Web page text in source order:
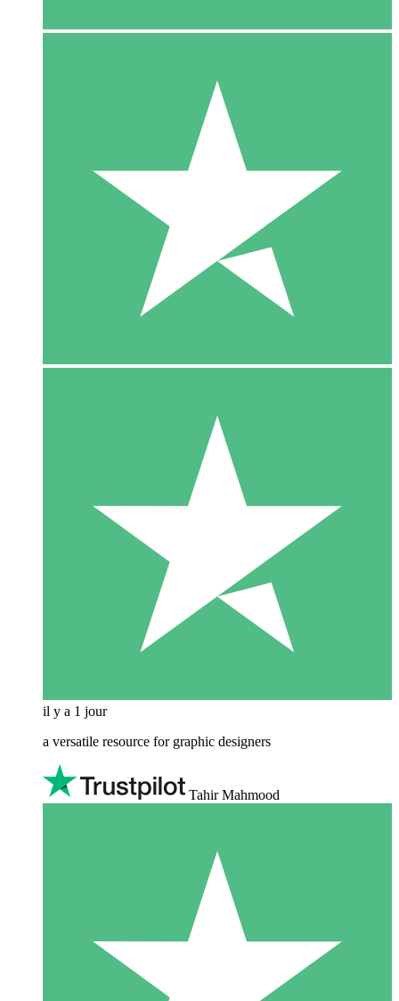
il y a 1 jour
a versatile resource for graphic designers
Tahir Mahmood